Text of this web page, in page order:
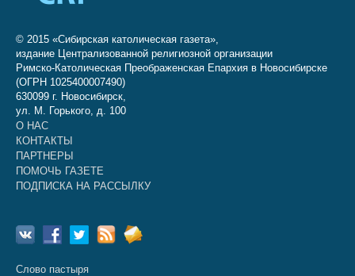
© 2015 «Сибирская католическая газета»,
издание Централизованной религиозной организации
Римско-Католическая Преображенская Епархия в Новосибирске
(ОГРН 1025400007490)
630099 г. Новосибирск,
ул. М. Горького, д. 100
О НАС
КОНТАКТЫ
ПАРТНЕРЫ
ПОМОЧЬ ГАЗЕТЕ
ПОДПИСКА НА РАССЫЛКУ
Слово пастыря